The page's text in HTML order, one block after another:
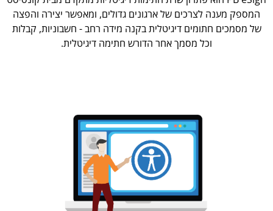
המספק מענה לצרכים של ארגונים גדולים, ומאפשר יצירה והפצה
של מסמכים חתומים דיגיטלית בקנה מידה רחב - חשבוניות, קבלות
וכל מסמך אחר הדורש חתימה דיגיטלית.